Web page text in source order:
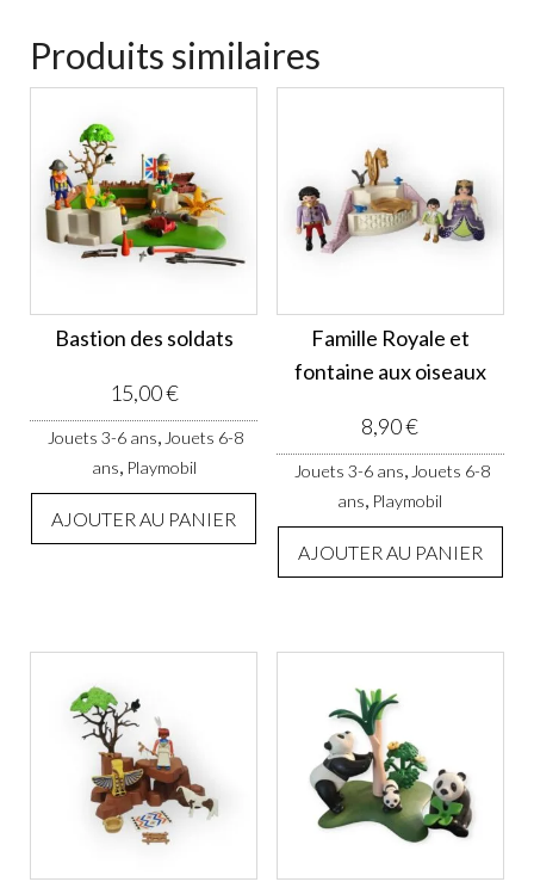
Produits similaires
Bastion des soldats
15,00€
Jouets 3-6 ans Jouets 6-8
ans Playmobil
AJOUTER AU PANIER
Famille Royale et
fontaine aux oiseaux
8,90€
Jouets 3-6 ans Jouets 6-8
ans Playmobil
AJOUTER AU PANIER